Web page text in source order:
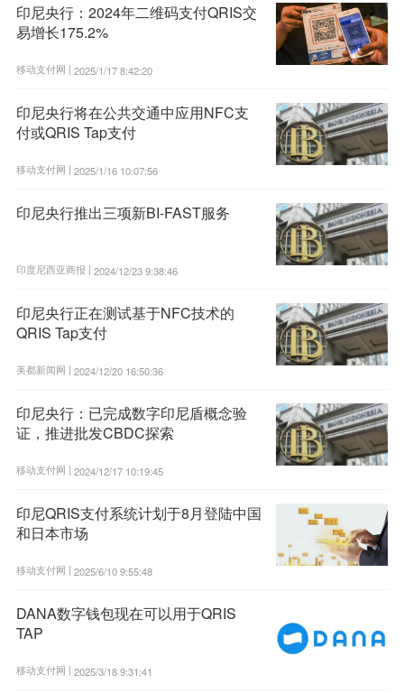
印尼央行：2024年二维码支付QRIS交
易增长175.2%
移动支付网 | 2025/1/17 8:42:20
印尼央行将在公共交通中应用NFC支
付或QRIS Tap支付
移动支付网 | 2025/1/16 10:07:56
印尼央行推出三项新BI-FAST服务
印度尼西亚商报 | 2024/12/23 9:38:46
印尼央行正在测试基于NFC技术的
QRIS Tap支付
美都新闻网 | 2024/12/20 16:50:36
印尼央行：已完成数字印尼盾概念验
证，推进批发CBDC探索
移动支付网 | 2024/12/17 10:19:45
印尼QRIS支付系统计划于8月登陆中国
和日本市场
移动支付网 | 2025/6/10 9:55:48
DANA数字钱包现在可以用于QRIS
TAP
移动支付网 | 2025/3/18 9:31:41